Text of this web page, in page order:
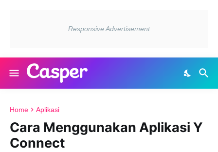
Home Aplikasi
Cara Menggunakan Aplikasi Y
Connect